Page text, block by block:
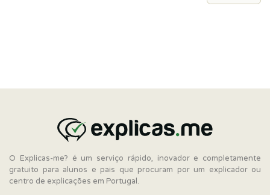
O Explicas-me? é um serviço rápido, inovador e completamente
gratuito para alunos e pais que procuram por um explicador ou
centro de explicações em Portugal.